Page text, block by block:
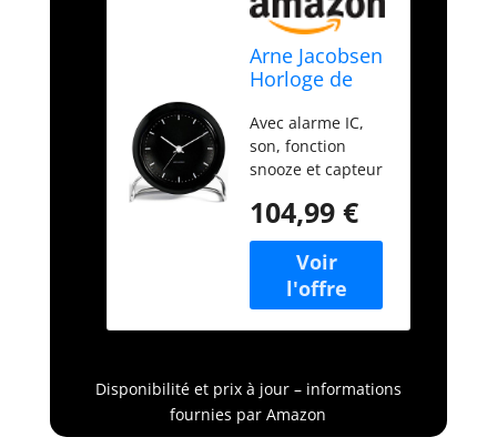
Arne Jacobsen
Horloge de
Avec alarme IC,
son, fonction
snooze et capteur
élégant en
plastique ABS
Avec pied
décoratif en métal
très stable
Horloge de table
incassable
Hauteur : 12 cm -
Diamètre : 11 cm
104,99 €
Disponibilité et prix à jour – informations
fournies par Amazon